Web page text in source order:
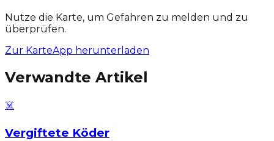
Nutze die Karte, um Gefahren zu melden und zu
überprüfen.
Zur KarteApp herunterladen
Verwandte Artikel
☠️
Vergiftete Köder